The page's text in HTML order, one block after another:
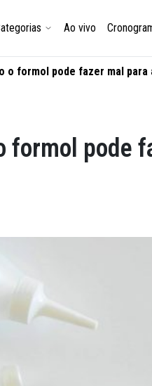
Ao vivo
o formol pode fazer mal
formol pode